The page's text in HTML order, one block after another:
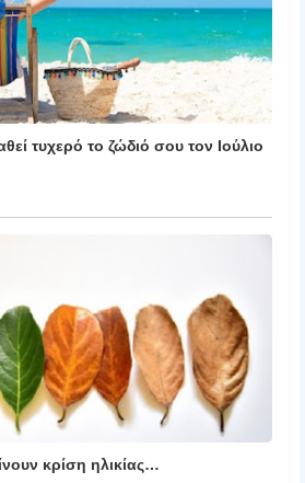
τυχερό το ζώδιό σου τον Ιούλιο
κρίση ηλικίας…